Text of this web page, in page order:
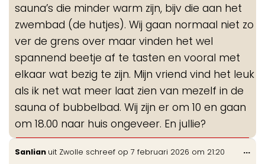
sauna’s die minder warm zijn, bijv die aan het
zwembad (de hutjes). Wij gaan normaal niet zo
ver de grens over maar vinden het wel
spannend beetje af te tasten en vooral met
elkaar wat bezig te zijn. Mijn vriend vind het leuk
als ik net wat meer laat zien van mezelf in de
sauna of bubbelbad. Wij zijn er om 10 en gaan
om 18.00 naar huis ongeveer. En jullie?
Sanlian uit Zwolle schreef op 7 februari 2026 om 21:20 ...